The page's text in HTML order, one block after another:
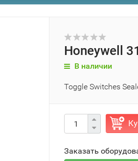
Honeywell
В наличии
Toggle Switches
Заказать